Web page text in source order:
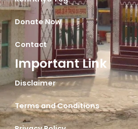
Donate Now
Contact
Important Link
Disclaimer
Terms and Conditions